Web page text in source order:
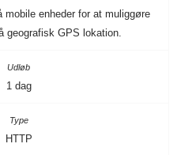
mobile enheder for at muliggøre
geografisk GPS lokation.
1 dag
HTTP